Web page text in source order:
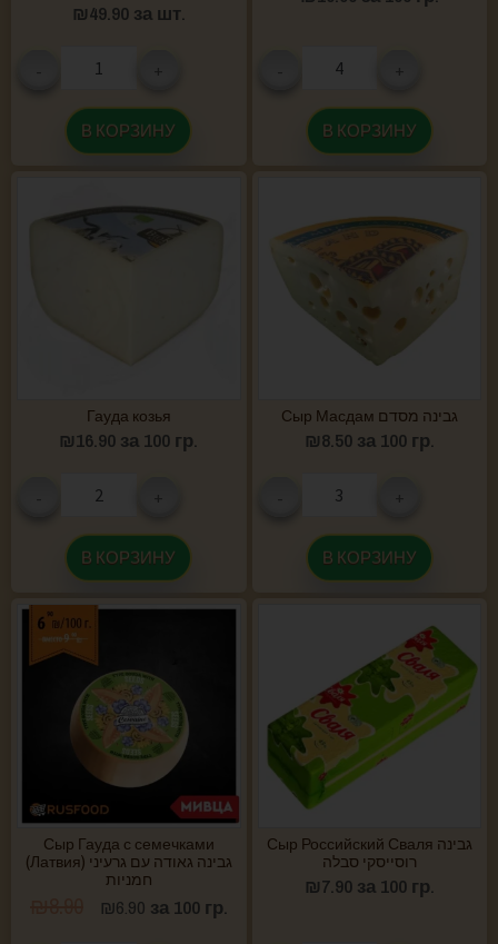
₪49.90 за шт.
В КОРЗИНУ В КОРЗИНУ
Гауда козья
₪16.90 за 100 гр.
В КОРЗИНУ
Сыр Масдам גבינה מסדם
₪8.50 за 100 гр.
В КОРЗИНУ
Сыр Гауда с семечками
(Латвия) גבינה גאודה עם גרעיני
חמניות
₪6.90 за 100 гр.
Сыр Российский Сваля גבינה
רוסייסקי סבלה
₪7.90 за 100 гр.